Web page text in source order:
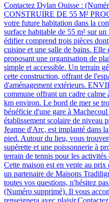
Contactez Dylan Ouisse :
CONSTRUIRE DE 55 M²
votre future habitation dans la
surface habitable de 55 m² sur
édifier comprend trois pièces
cuisine et une salle de bains. Elle
proposant une organisation de
simple et accessible. Un terrain
cette construction, offrant de
d'aménagement extérieurs.
commune offrant un cadre calme
km environ. Le bord de mer se
bénéficie d'une gare à
établissement scolaire de niveau
Jeanne d'Arc, est implanté dans
pied. Autour du lieu, vous
supérette et une poissonnerie à
terrain de tennis pour les
Cette maison est en vente au
un partenaire de Maisons
toutes vos questions, n'hésitez
(Numéro supprimé). Il vous
renseignera avec